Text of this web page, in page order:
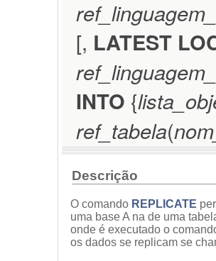
[, LATEST
INTO {
ref_tabela(
Descrição
O comando REPLICATE
uma base A na de uma
onde é executado o
os dados se replicam se